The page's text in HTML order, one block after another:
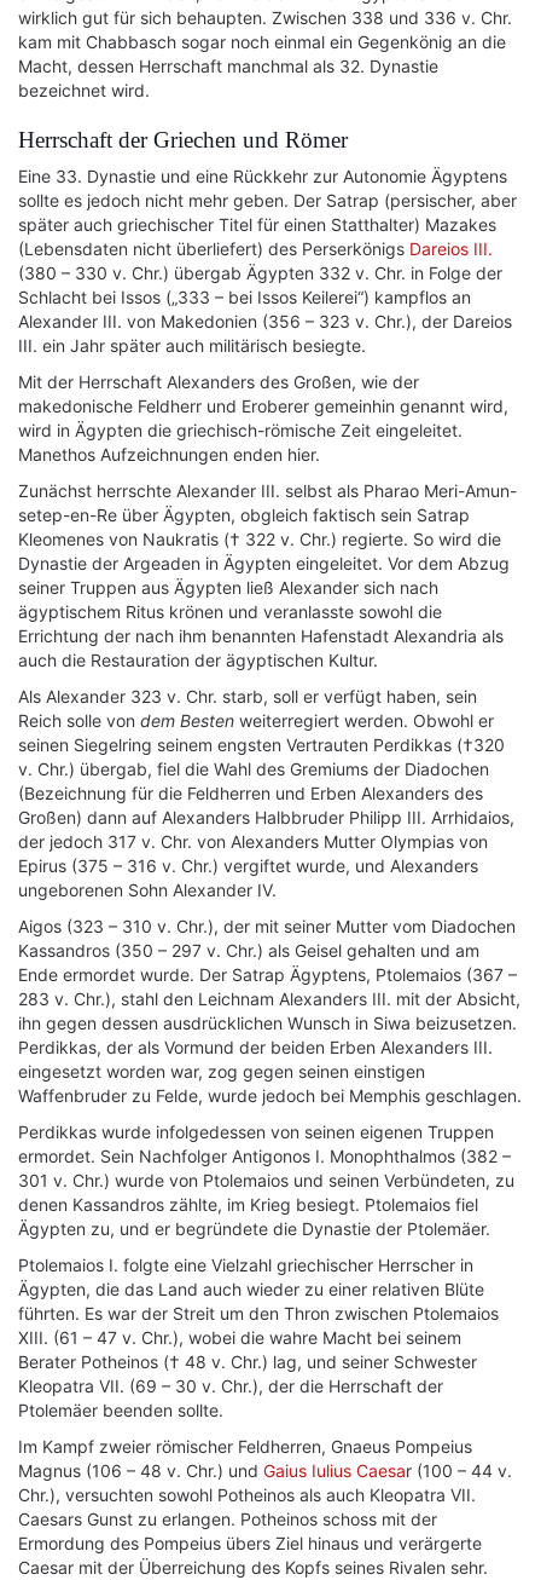
wirklich gut für sich behaupten. Zwischen 338 und 336 v. Chr.
kam mit Chabbasch sogar noch einmal ein Gegenkönig an die
Macht, dessen Herrschaft manchmal als 32. Dynastie
bezeichnet wird.
Herrschaft der Griechen und Römer
Eine 33. Dynastie und eine Rückkehr zur Autonomie Ägyptens
sollte es jedoch nicht mehr geben. Der Satrap (persischer, aber
später auch griechischer Titel für einen Statthalter) Mazakes
(Lebensdaten nicht überliefert) des Perserkönigs Dareios III.
(380 – 330 v. Chr.) übergab Ägypten 332 v. Chr. in Folge der
Schlacht bei Issos („333 – bei Issos Keilerei“) kampflos an
Alexander III. von Makedonien (356 – 323 v. Chr.), der Dareios
III. ein Jahr später auch militärisch besiegte.
Mit der Herrschaft Alexanders des Großen, wie der
makedonische Feldherr und Eroberer gemeinhin genannt wird,
wird in Ägypten die griechisch-römische Zeit eingeleitet.
Manethos Aufzeichnungen enden hier.
Zunächst herrschte Alexander III. selbst als Pharao Meri-Amun-
setep-en-Re über Ägypten, obgleich faktisch sein Satrap
Kleomenes von Naukratis († 322 v. Chr.) regierte. So wird die
Dynastie der Argeaden in Ägypten eingeleitet. Vor dem Abzug
seiner Truppen aus Ägypten ließ Alexander sich nach
ägyptischem Ritus krönen und veranlasste sowohl die
Errichtung der nach ihm benannten Hafenstadt Alexandria als
auch die Restauration der ägyptischen Kultur.
Als Alexander 323 v. Chr. starb, soll er verfügt haben, sein
Reich solle von dem Besten weiterregiert werden. Obwohl er
seinen Siegelring seinem engsten Vertrauten Perdikkas (†320
v. Chr.) übergab, fiel die Wahl des Gremiums der Diadochen
(Bezeichnung für die Feldherren und Erben Alexanders des
Großen) dann auf Alexanders Halbbruder Philipp III. Arrhidaios,
der jedoch 317 v. Chr. von Alexanders Mutter Olympias von
Epirus (375 – 316 v. Chr.) vergiftet wurde, und Alexanders
ungeborenen Sohn Alexander IV.
Aigos (323 – 310 v. Chr.), der mit seiner Mutter vom Diadochen
Kassandros (350 – 297 v. Chr.) als Geisel gehalten und am
Ende ermordet wurde. Der Satrap Ägyptens, Ptolemaios (367 –
283 v. Chr.), stahl den Leichnam Alexanders III. mit der Absicht,
ihn gegen dessen ausdrücklichen Wunsch in Siwa beizusetzen.
Perdikkas, der als Vormund der beiden Erben Alexanders III.
eingesetzt worden war, zog gegen seinen einstigen
Waffenbruder zu Felde, wurde jedoch bei Memphis geschlagen.
Perdikkas wurde infolgedessen von seinen eigenen Truppen
ermordet. Sein Nachfolger Antigonos I. Monophthalmos (382 –
301 v. Chr.) wurde von Ptolemaios und seinen Verbündeten, zu
denen Kassandros zählte, im Krieg besiegt. Ptolemaios fiel
Ägypten zu, und er begründete die Dynastie der Ptolemäer.
Ptolemaios I. folgte eine Vielzahl griechischer Herrscher in
Ägypten, die das Land auch wieder zu einer relativen Blüte
führten. Es war der Streit um den Thron zwischen Ptolemaios
XIII. (61 – 47 v. Chr.), wobei die wahre Macht bei seinem
Berater Potheinos († 48 v. Chr.) lag, und seiner Schwester
Kleopatra VII. (69 – 30 v. Chr.), der die Herrschaft der
Ptolemäer beenden sollte.
Im Kampf zweier römischer Feldherren, Gnaeus Pompeius
Magnus (106 – 48 v. Chr.) und Gaius Iulius Caesar (100 – 44 v.
Chr.), versuchten sowohl Potheinos als auch Kleopatra VII.
Caesars Gunst zu erlangen. Potheinos schoss mit der
Ermordung des Pompeius übers Ziel hinaus und verärgerte
Caesar mit der Überreichung des Kopfs seines Rivalen sehr.